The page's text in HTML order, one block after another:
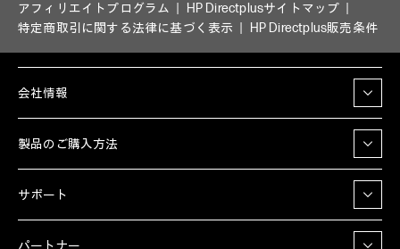
アフィリエイトプログラム
HP Directplusサイトマップ
特定商取引に関する法律に基づく表示
HP Directplus販売条件
会社情報
製品のご購入方法
サポート
パートナー